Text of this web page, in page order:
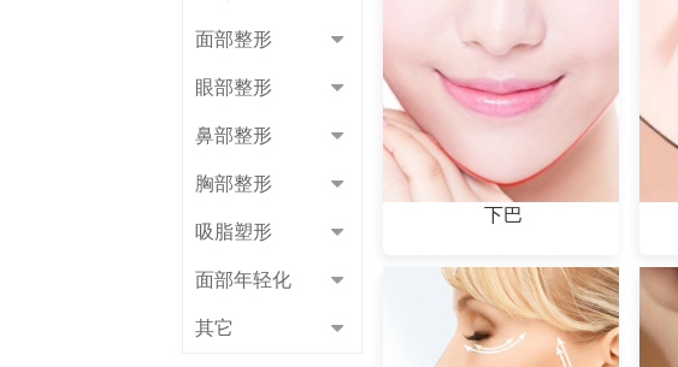
面部整形
眼部整形
鼻部整形
胸部整形
吸脂塑形
面部年轻化
其它
下巴